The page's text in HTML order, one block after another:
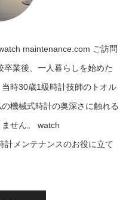
maintenance.com ご訪問
業後、一人暮らしを始めた
時30歳1級時計技師のトオル
機械式時計の奥深さに触れる
せん。 watch
メンテナンスのお役に立て